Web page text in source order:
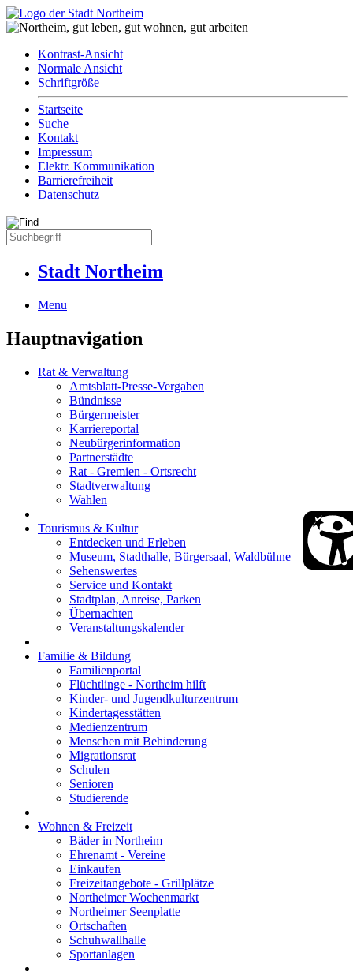
Kontrast-Ansicht
Normale Ansicht
Schriftgröße
Startseite
Suche
Kontakt
Impressum
Elektr. Kommunikation
Barrierefreiheit
Datenschutz
Stadt Northeim
Menu
Hauptnavigation
Rat & Verwaltung
Amtsblatt-Presse-Vergaben
Bündnisse
Bürgermeister
Karriereportal
Neubürgerinformation
Partnerstädte
Rat - Gremien - Ortsrecht
Stadtverwaltung
Wahlen
Tourismus & Kultur
Entdecken und Erleben
Museum, Stadthalle, Bürgersaal, Waldbühne
Sehenswertes
Service und Kontakt
Stadtplan, Anreise, Parken
Übernachten
Veranstaltungskalender
Familie & Bildung
Familienportal
Flüchtlinge - Northeim hilft
Kinder- und Jugendkulturzentrum
Kindertagesstätten
Medienzentrum
Menschen mit Behinderung
Migrationsrat
Schulen
Senioren
Studierende
Wohnen & Freizeit
Bäder in Northeim
Ehrenamt - Vereine
Einkaufen
Freizeitangebote - Grillplätze
Northeimer Wochenmarkt
Northeimer Seenplatte
Ortschaften
Schuhwallhalle
Sportanlagen